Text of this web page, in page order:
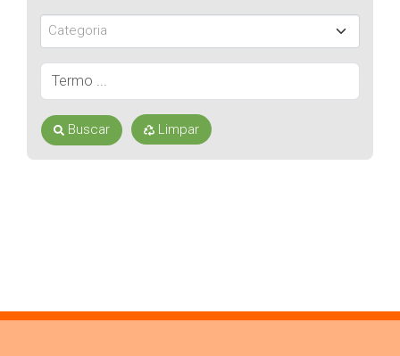
Categoria
Buscar Limpar